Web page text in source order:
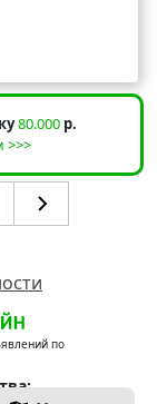
80.000 р.
>>>
по